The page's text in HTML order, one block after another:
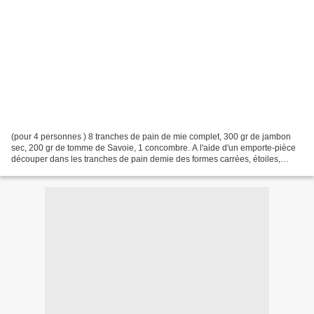
(pour 4 personnes ) 8 tranches de pain de mie complet, 300 gr de jambon
sec, 200 gr de tomme de Savoie, 1 concombre. A l'aide d'un emporte-pièce
découper dans les tranches de pain demie des formes carrées, étoiles,